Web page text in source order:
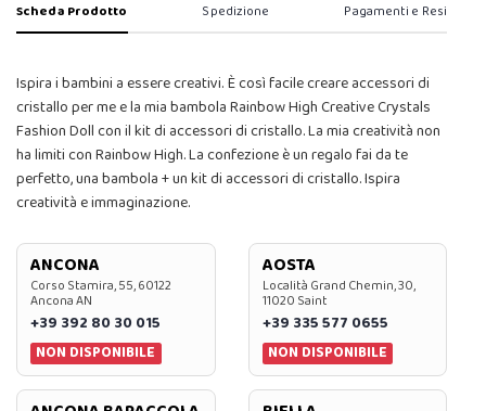
Scheda Prodotto Spedizione Pagamenti e Resi
Ispira i bambini a essere creativi. È così facile creare accessori di
cristallo per me e la mia bambola Rainbow High Creative Crystals
Fashion Doll con il kit di accessori di cristallo. La mia creatività non
ha limiti con Rainbow High. La confezione è un regalo fai da te
perfetto, una bambola + un kit di accessori di cristallo. Ispira
creatività e immaginazione.
ANCONA
Corso Stamira, 55, 60122
Ancona AN
+39 392 80 30 015
NON DISPONIBILE
AOSTA
Località Grand Chemin, 30,
11020 Saint
+39 335 577 0655
NON DISPONIBILE